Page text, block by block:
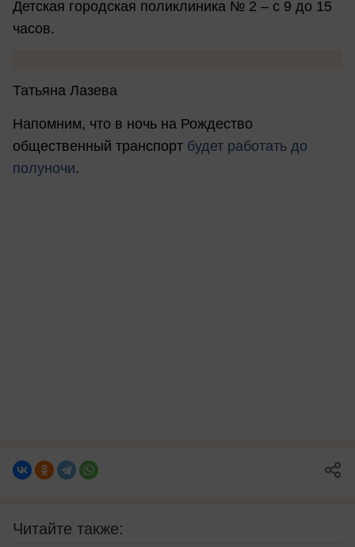
Детская городская поликлиника № 2 – с 9 до 15
часов.
Татьяна Лазева
Напомним, что в ночь на Рождество
общественный транспорт будет работать до
полуночи.
Читайте также: